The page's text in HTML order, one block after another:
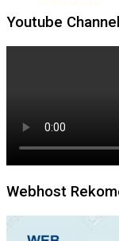
Youtube Channel
Webhost